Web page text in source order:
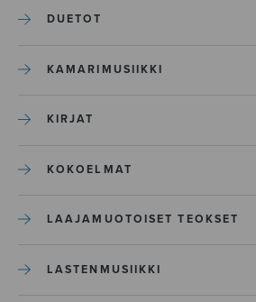
DUETOT
KAMARIMUSIIKKI
KIRJAT
KOKOELMAT
LAAJAMUOTOISET TEOKSET
LASTENMUSIIKKI